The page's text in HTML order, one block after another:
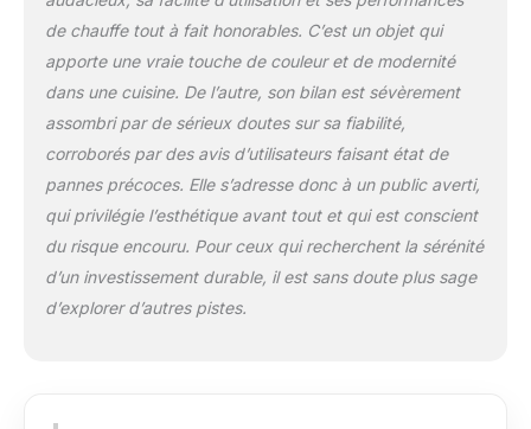
de la base pour
Utilisation en une
seule touche :
retournez
l'interrupteur et
chaude rapidement
et facilement Arrêt
automatique : avec
protection contre la
de chauffe tout à fait honorables. C’est un objet qui
apporte une vraie touche de couleur et de modernité
dans une cuisine. De l’autre, son bilan est sévèrement
assombri par de sérieux doutes sur sa fiabilité,
corroborés par des avis d’utilisateurs faisant état de
pannes précoces. Elle s’adresse donc à un public averti,
qui privilégie l’esthétique avant tout et qui est conscient
du risque encouru. Pour ceux qui recherchent la sérénité
d’un investissement durable, il est sans doute plus sage
d’explorer d’autres pistes.